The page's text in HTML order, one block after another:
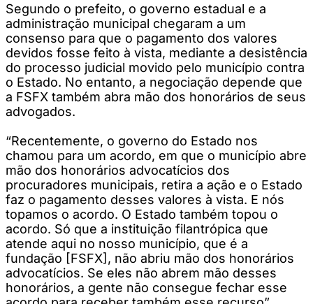
Segundo o prefeito, o governo estadual e a
administração municipal chegaram a um
consenso para que o pagamento dos valores
devidos fosse feito à vista, mediante a desistência
do processo judicial movido pelo município contra
o Estado. No entanto, a negociação depende que
a FSFX também abra mão dos honorários de seus
advogados.
“Recentemente, o governo do Estado nos
chamou para um acordo, em que o município abre
mão dos honorários advocatícios dos
procuradores municipais, retira a ação e o Estado
faz o pagamento desses valores à vista. E nós
topamos o acordo. O Estado também topou o
acordo. Só que a instituição filantrópica que
atende aqui no nosso município, que é a
fundação [FSFX], não abriu mão dos honorários
advocatícios. Se eles não abrem mão desses
honorários, a gente não consegue fechar esse